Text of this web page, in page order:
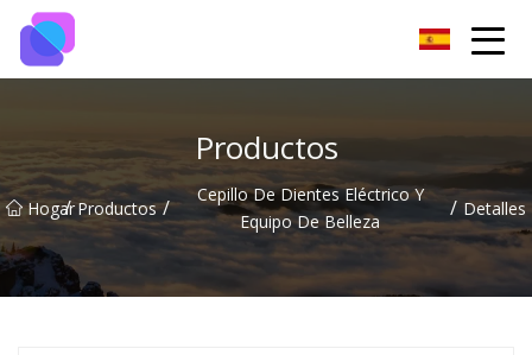
Productos
Hogar
/ Productos /
Cepillo De Dientes Eléctrico Y
Equipo De Belleza
/ Detalles